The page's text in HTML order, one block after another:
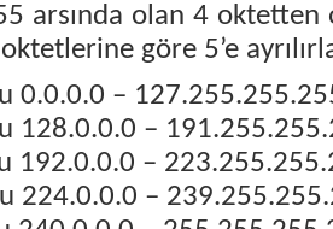
arsında olan 4 oktetten
göre 5’e
0.0.0.0 –
128.0.0.0 –
192.0.0.0 –
224.0.0.0 –